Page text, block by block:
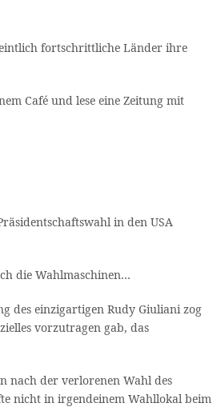
fortschrittliche Länder ihre
Café und lese eine Zeitung mit
in den USA
die Wahlmaschinen…
des einzigartigen Rudy Giuliani zog
vorzutragen gab, das
nach der verlorenen Wahl des
nicht in irgendeinem Wahllokal beim